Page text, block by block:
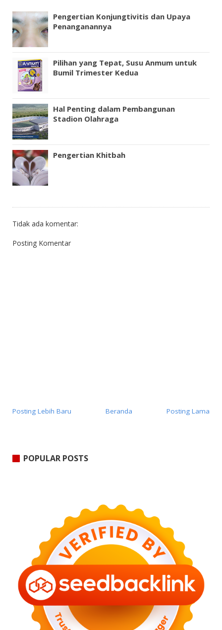
Pengertian Konjungtivitis dan Upaya
Penanganannya
Pilihan yang Tepat, Susu Anmum untuk
Bumil Trimester Kedua
Hal Penting dalam Pembangunan
Stadion Olahraga
Pengertian Khitbah
Tidak ada komentar:
Posting Komentar
Posting Lebih Baru Posting Lama
Beranda
POPULAR POSTS